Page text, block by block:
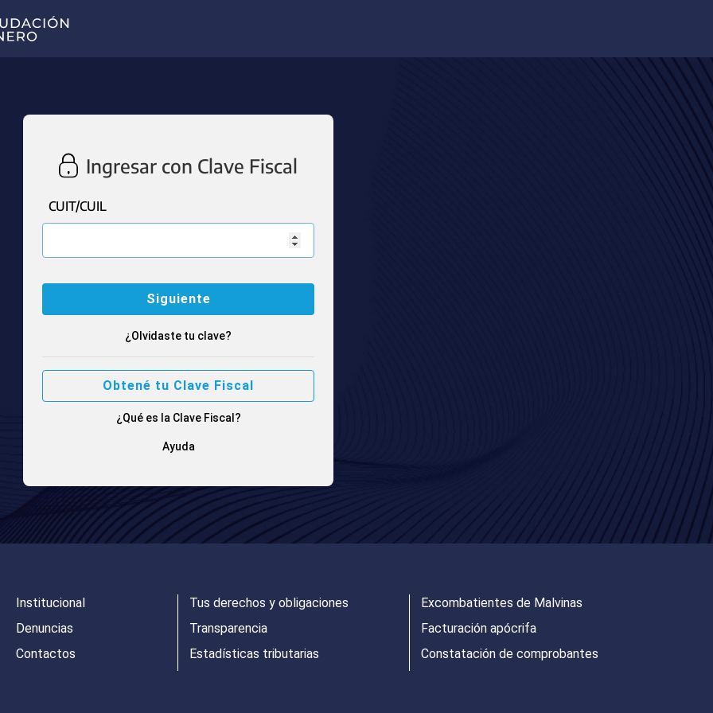
Ingresar con Clave Fiscal
CUIT/CUIL
¿Olvidaste tu clave?
Obtené tu Clave Fiscal
¿Qué es la Clave Fiscal?
Ayuda
Institucional
Denuncias
Contactos
Tus derechos y obligaciones
Transparencia
Estadísticas tributarias
Excombatientes de Malvinas
Facturación apócrifa
Constatación de comprobantes